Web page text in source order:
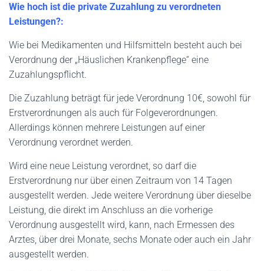
Wie hoch ist die private Zuzahlung zu verordneten
Leistungen?:
Wie bei Medikamenten und Hilfsmitteln besteht auch bei
Verordnung der „Häuslichen Krankenpflege“ eine
Zuzahlungspflicht.
Die Zuzahlung beträgt für jede Verordnung 10€, sowohl für
Erstverordnungen als auch für Folgeverordnungen.
Allerdings können mehrere Leistungen auf einer
Verordnung verordnet werden.
Wird eine neue Leistung verordnet, so darf die
Erstverordnung nur über einen Zeitraum von 14 Tagen
ausgestellt werden. Jede weitere Verordnung über dieselbe
Leistung, die direkt im Anschluss an die vorherige
Verordnung ausgestellt wird, kann, nach Ermessen des
Arztes, über drei Monate, sechs Monate oder auch ein Jahr
ausgestellt werden.